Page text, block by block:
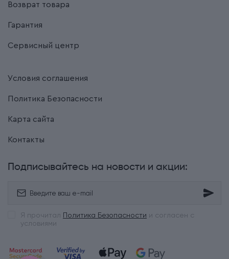
Возврат товара
Гарантия
Сервисный центр
Условия соглашения
Политика Безопасности
Карта сайта
Контакты
Подписывайтесь на новости и акции:
Я прочитал Политика Безопасности и согласен с
условиями